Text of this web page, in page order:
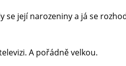
se její narozeniny a já se
A pořádně velkou.